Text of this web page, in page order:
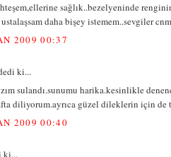
sağlık..bezelyeninde
daha bişey istemem..sevgiler
2009 00:37
ki...
sulandı.sunumu harika.kesinlikle
diliyorum.ayrıca güzel dileklerin için de
2009 00:40
ki...